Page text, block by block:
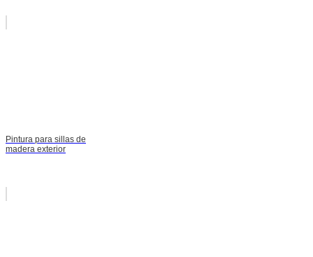
Pintura para sillas de
madera exterior